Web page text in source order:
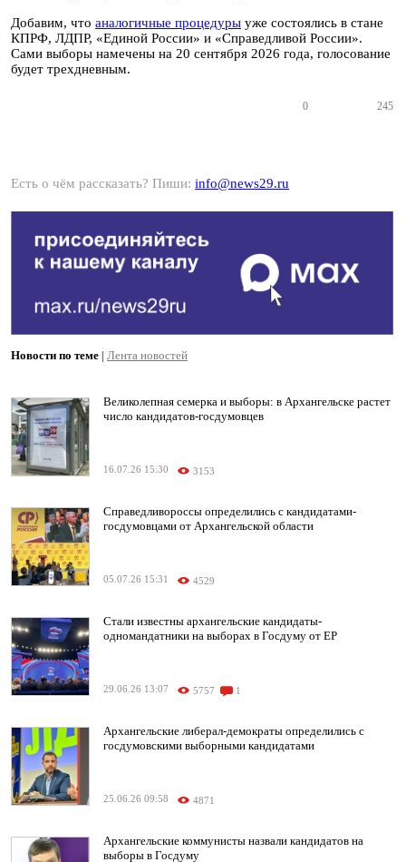
Добавим, что аналогичные процедуры уже состоялись в стане
КПРФ, ЛДПР, «Единой России» и «Справедливой России».
Сами выборы намечены на 20 сентября 2026 года, голосование
будет трехдневным.
0 245
Есть о чём рассказать? Пиши: info@news29.ru
Новости по теме | Лента новостей
Великолепная семерка и выборы: в Архангельске растет
число кандидатов-госдумовцев
16.07.26 15:30 3153
Справедливороссы определились с кандидатами-
госдумовцами от Архангельской области
05.07.26 15:31 4529
Стали известны архангельские кандидаты-
одномандатники на выборах в Госдуму от ЕР
29.06.26 13:07 5757 1
Архангельские либерал-демократы определились с
госдумовскими выборными кандидатами
25.06.26 09:58 4871
Архангельские коммунисты назвали кандидатов на
выборы в Госдуму